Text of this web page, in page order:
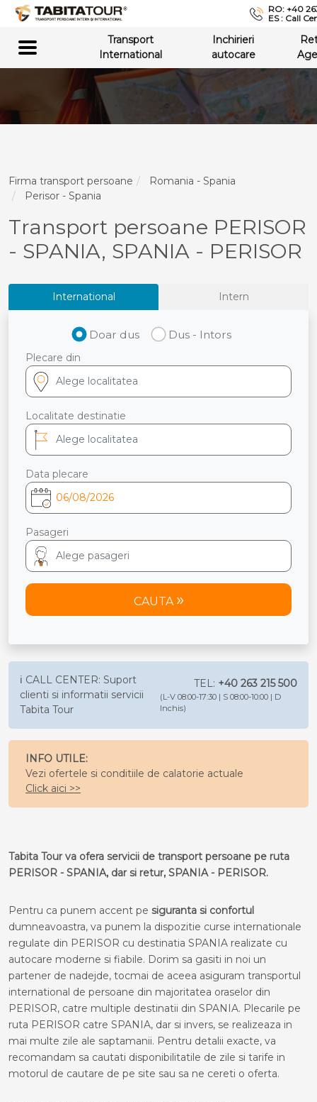
RO: +40
ES : Call
Transport
International
Inchirieri
autocare
Firma transport persoane
Romania - Spania
Perisor - Spania
Transport persoane PERISOR
- SPANIA, SPANIA - PERISOR
International Intern
Doar dus Dus - Intors
Plecare din
Localitate destinatie
Data plecare
Pasageri
CAUTA
ℹ️ CALL CENTER: Suport
clienti si informatii servicii
Tabita Tour
TEL: +40 263 215 500
(L-V 08:00-17:30 | S 08:00-10:00 | D
Inchis)
INFO UTILE:
Vezi ofertele si conditiile de calatorie actuale
Click aici >>
Tabita Tour va ofera servicii de transport persoane pe ruta
PERISOR - SPANIA, dar si retur, SPANIA - PERISOR.
Pentru ca punem accent pe siguranta si confortul
dumneavoastra, va punem la dispozitie curse internationale
regulate din PERISOR cu destinatia SPANIA realizate cu
autocare moderne si fiabile. Dorim sa gasiti in noi un
partener de nadejde, tocmai de aceea asiguram transportul
international de persoane din majoritatea oraselor din
PERISOR, catre multiple destinatii din SPANIA. Plecarile pe
ruta PERISOR catre SPANIA, dar si invers, se realizeaza in
mai multe zile ale saptamanii. Pentru detalii exacte, va
recomandam sa cautati disponibilitatile de zile si tarife in
motorul de cautare de pe site sau sa ne cereti o oferta.